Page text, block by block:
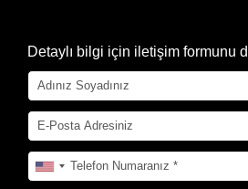
Detaylı bilgi için iletişim formunu